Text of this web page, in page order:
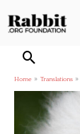
to
Home Translations